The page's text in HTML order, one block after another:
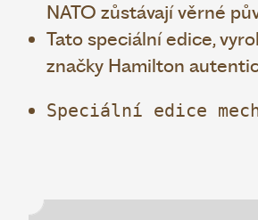
NATO zůstávají věrné
Tato speciální edice,
značky Hamilton
Speciální edice